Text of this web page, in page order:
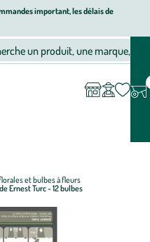
important, les délais de
décoration, alimentation bio
un produit, une marque, un
compte
et bulbes à fleurs
Ernest Turc - 12 bulbes